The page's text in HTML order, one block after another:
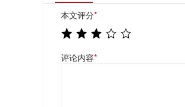
本文评分*
评论内容*